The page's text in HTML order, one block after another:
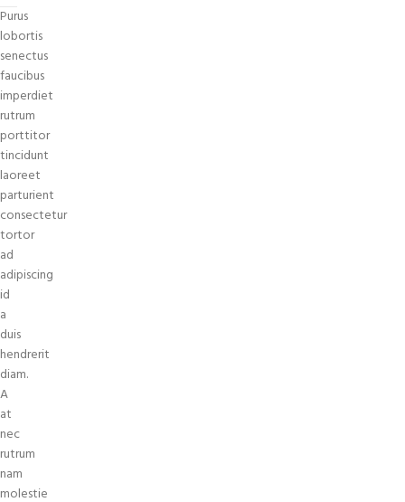
Purus
lobortis
senectus
faucibus
imperdiet
rutrum
porttitor
tincidunt
laoreet
parturient
consectetur
tortor
ad
adipiscing
id
a
duis
hendrerit
diam.
A
at
nec
rutrum
nam
molestie